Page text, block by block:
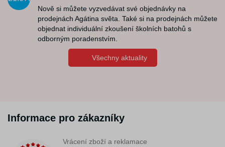
Nově si můžete vyzvedávat své objednávky na
prodejnách Agátina světa. Také si na prodejnách můžete
objednat individuální zkoušení školních batohů s
odborným poradenstvím.
Všechny aktuality
Informace pro zákazníky
Vrácení zboží a reklamace